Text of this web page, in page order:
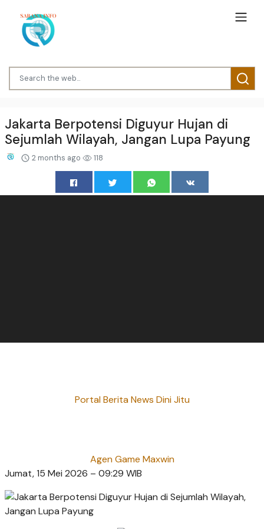
Jakarta Berpotensi Diguyur Hujan di
Sejumlah Wilayah, Jangan Lupa Payung
2 months ago 118
Portal Berita News Dini Jitu
Agen Game Maxwin
Jumat, 15 Mei 2026 – 09:29 WIB